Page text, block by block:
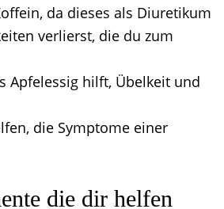
da dieses als Diuretikum
verlierst, die du zum
Apfelessig hilft, Übelkeit und
die Symptome einer
die dir helfen